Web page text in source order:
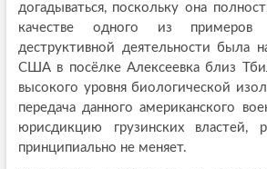
догадываться, поскольку она
качестве одного из примеров
деструктивной деятельности была
США в посёлке Алексеевка близ
высокого уровня биологической
передача данного американского
юрисдикцию грузинских властей,
принципиально не меняет.